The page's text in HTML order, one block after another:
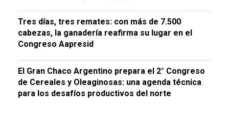
Tres días, tres remates: con más de 7.500
cabezas, la ganadería reafirma su lugar en el
Congreso Aapresid
El Gran Chaco Argentino prepara el 2° Congreso
de Cereales y Oleaginosas: una agenda técnica
para los desafíos productivos del norte